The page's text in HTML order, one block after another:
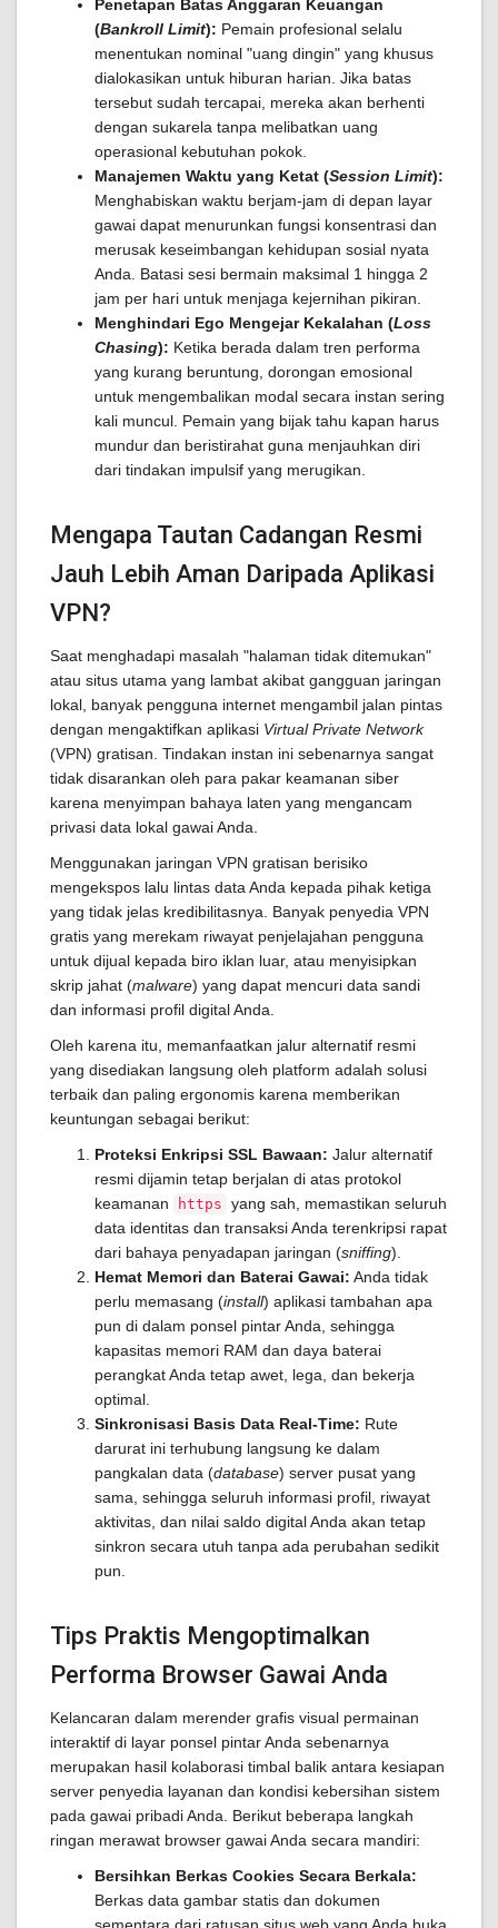
Penetapan Batas Anggaran Keuangan
(Bankroll Limit): Pemain profesional selalu
menentukan nominal "uang dingin" yang khusus
dialokasikan untuk hiburan harian. Jika batas
tersebut sudah tercapai, mereka akan berhenti
dengan sukarela tanpa melibatkan uang
operasional kebutuhan pokok.
Manajemen Waktu yang Ketat (Session Limit):
Menghabiskan waktu berjam-jam di depan layar
gawai dapat menurunkan fungsi konsentrasi dan
merusak keseimbangan kehidupan sosial nyata
Anda. Batasi sesi bermain maksimal 1 hingga 2
jam per hari untuk menjaga kejernihan pikiran.
Menghindari Ego Mengejar Kekalahan (Loss
Chasing): Ketika berada dalam tren performa
yang kurang beruntung, dorongan emosional
untuk mengembalikan modal secara instan sering
kali muncul. Pemain yang bijak tahu kapan harus
mundur dan beristirahat guna menjauhkan diri
dari tindakan impulsif yang merugikan.
Mengapa Tautan Cadangan Resmi
Jauh Lebih Aman Daripada Aplikasi
VPN?
Saat menghadapi masalah "halaman tidak ditemukan"
atau situs utama yang lambat akibat gangguan jaringan
lokal, banyak pengguna internet mengambil jalan pintas
dengan mengaktifkan aplikasi Virtual Private Network
(VPN) gratisan. Tindakan instan ini sebenarnya sangat
tidak disarankan oleh para pakar keamanan siber
karena menyimpan bahaya laten yang mengancam
privasi data lokal gawai Anda.
Menggunakan jaringan VPN gratisan berisiko
mengekspos lalu lintas data Anda kepada pihak ketiga
yang tidak jelas kredibilitasnya. Banyak penyedia VPN
gratis yang merekam riwayat penjelajahan pengguna
untuk dijual kepada biro iklan luar, atau menyisipkan
skrip jahat (malware) yang dapat mencuri data sandi
dan informasi profil digital Anda.
Oleh karena itu, memanfaatkan jalur alternatif resmi
yang disediakan langsung oleh platform adalah solusi
terbaik dan paling ergonomis karena memberikan
keuntungan sebagai berikut:
Proteksi Enkripsi SSL Bawaan: Jalur alternatif
resmi dijamin tetap berjalan di atas protokol
keamanan
https yang sah, memastikan seluruh
data identitas dan transaksi Anda terenkripsi rapat
dari bahaya penyadapan jaringan (sniffing).
Hemat Memori dan Baterai Gawai: Anda tidak
perlu memasang (install) aplikasi tambahan apa
pun di dalam ponsel pintar Anda, sehingga
kapasitas memori RAM dan daya baterai
perangkat Anda tetap awet, lega, dan bekerja
optimal.
Sinkronisasi Basis Data Real-Time: Rute
darurat ini terhubung langsung ke dalam
pangkalan data (database) server pusat yang
sama, sehingga seluruh informasi profil, riwayat
aktivitas, dan nilai saldo digital Anda akan tetap
sinkron secara utuh tanpa ada perubahan sedikit
pun.
Tips Praktis Mengoptimalkan
Performa Browser Gawai Anda
Kelancaran dalam merender grafis visual permainan
interaktif di layar ponsel pintar Anda sebenarnya
merupakan hasil kolaborasi timbal balik antara kesiapan
server penyedia layanan dan kondisi kebersihan sistem
pada gawai pribadi Anda. Berikut beberapa langkah
ringan merawat browser gawai Anda secara mandiri:
Bersihkan Berkas Cookies Secara Berkala:
Berkas data gambar statis dan dokumen